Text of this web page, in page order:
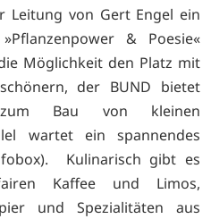
Leitung von Gert Engel ein
& Poesie«
Möglichkeit den Platz mit
der BUND bietet
Bau von kleinen
wartet ein spannendes
Kulinarisch gibt es
Kaffee und Limos,
und Spezialitäten aus